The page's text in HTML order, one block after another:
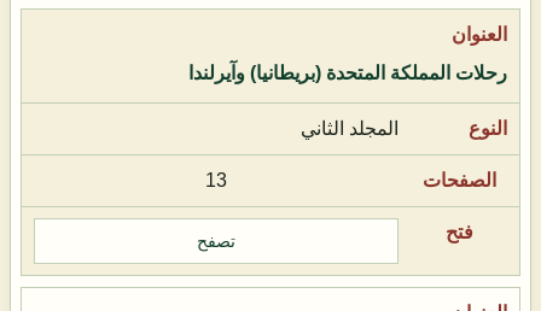
رحلات المملكة المتحدة (بريطانيا) وآيرلندا
المجلد الثاني
13
تصفح